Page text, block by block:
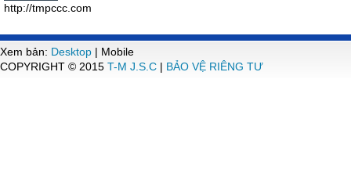
http://tmpccc.com
Xem bản: Desktop | Mobile
COPYRIGHT © 2015 T-M J.S.C | BẢO VỆ RIÊNG TƯ